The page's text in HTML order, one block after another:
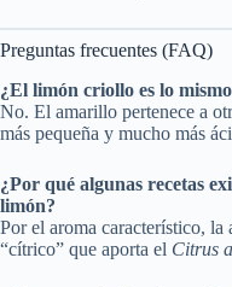
Preguntas frecuentes (FAQ)
¿El limón criollo es lo
No. El amarillo pertenece a
más pequeña y mucho más
¿Por qué algunas recetas
limón?
Por el aroma característico, la
“cítrico” que aporta el Citrus